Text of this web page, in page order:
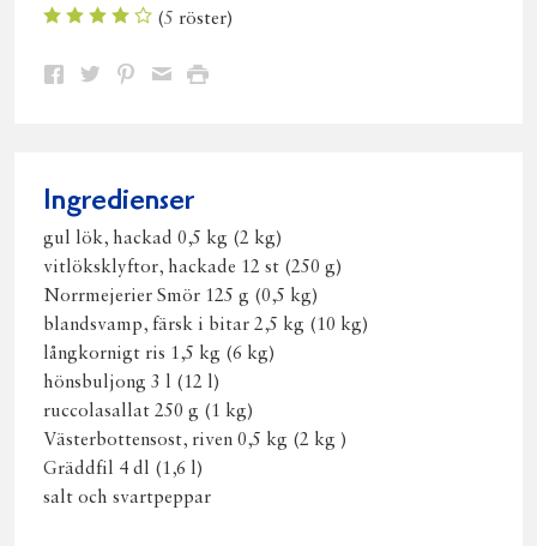
(5 röster)
Dela Dela Dela DelaSkriv
Ingredienser
gul lök, hackad 0,5 kg (2 kg)
vitlöksklyftor, hackade 12 st (250 g)
Norrmejerier Smör 125 g (0,5 kg)
blandsvamp, färsk i bitar 2,5 kg (10 kg)
långkornigt ris 1,5 kg (6 kg)
hönsbuljong 3 l (12 l)
ruccolasallat 250 g (1 kg)
Västerbottensost, riven 0,5 kg (2 kg )
Gräddfil 4 dl (1,6 l)
salt och svartpeppar